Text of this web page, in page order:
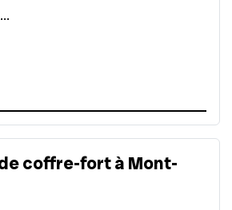
coffre-fort à Mont-